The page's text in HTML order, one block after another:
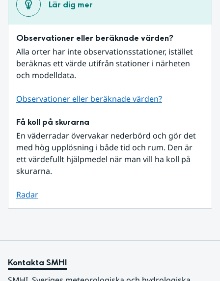
Lär dig mer
Observationer eller beräknade värden?
Alla orter har inte observationsstationer, istället
beräknas ett värde utifrån stationer i närheten
och modelldata.
Observationer eller beräknade värden?
Få koll på skurarna
En väderradar övervakar nederbörd och gör det
med hög upplösning i både tid och rum. Den är
ett värdefullt hjälpmedel när man vill ha koll på
skurarna.
Radar
Kontakta SMHI